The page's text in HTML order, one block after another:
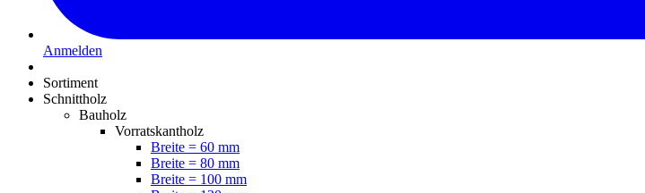
Anmelden
Sortiment
Schnittholz
Bauholz
Vorratskantholz
Breite = 60 mm
Breite = 80 mm
Breite = 100 mm